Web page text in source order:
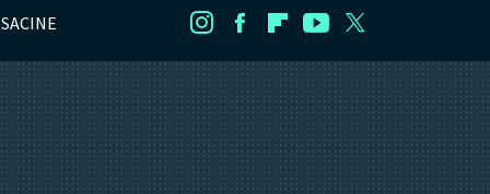
InstagramFacebookFlipboard
Youtube